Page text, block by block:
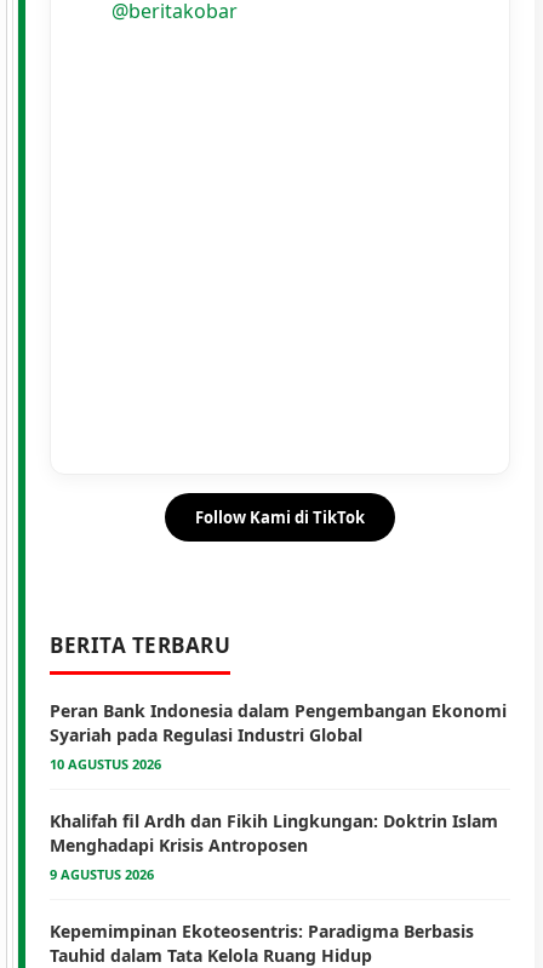
@beritakobar
Follow Kami di TikTok
BERITA TERBARU
Peran Bank Indonesia dalam Pengembangan Ekonomi
Syariah pada Regulasi Industri Global
10 AGUSTUS 2026
Khalifah fil Ardh dan Fikih Lingkungan: Doktrin Islam
Menghadapi Krisis Antroposen
9 AGUSTUS 2026
Kepemimpinan Ekoteosentris: Paradigma Berbasis
Tauhid dalam Tata Kelola Ruang Hidup